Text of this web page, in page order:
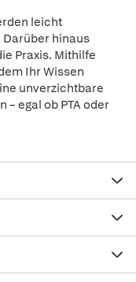
leicht
hinaus
Praxis. Mithilfe
Ihr Wissen
unverzichtbare
egal ob PTA oder